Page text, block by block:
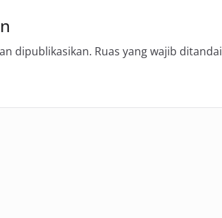
dipublikasikan. Ruas yang wajib ditandai